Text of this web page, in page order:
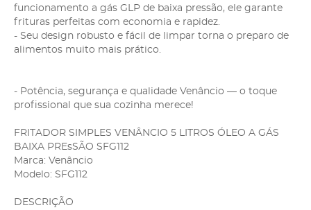
funcionamento a gás GLP de baixa pressão, ele garante
frituras perfeitas com economia e rapidez.
- Seu design robusto e fácil de limpar torna o preparo de
alimentos muito mais prático.
- Potência, segurança e qualidade Venâncio — o toque
profissional que sua cozinha merece!
FRITADOR SIMPLES VENÂNCIO 5 LITROS ÓLEO A GÁS
BAIXA PREsSÃO SFG112
Marca: Venâncio
Modelo: SFG112
DESCRIÇÃO